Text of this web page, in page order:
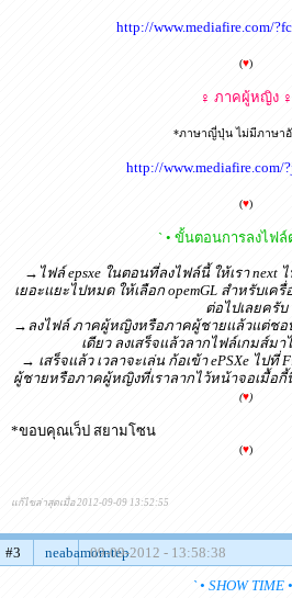
http://www.mediafire.com/
(♥)
♀ ภาคผู้หญิง ♀
*ภาษาญี่ปุ่น ไม่มีภาษาอั
http://www.mediafire.com/
(♥)
` • ขั้นตอนการลงไฟล์
→ไฟล์ epsxe ในตอนที่ลงไฟล์นี้ ให้เรา next
เยอะแยะไปหมด ให้เลือก opemGL สำหรับเค
ต่อไปเลยครับ
→ลงไฟล์ ภาคผู้หญิงหรือภาคผู้ชายแล้วแต่ชอบ
เดียว ลงเสร็จแล้วลากไฟล์เกมส์มา
→ เสร็จแล้ว เวลาจะเล่น ก้อเข้า ePSXe ไปที่
ผู้ชายหรือภาคผู้หญิงที่เราลากไว้หน้าจอเมื้อกี้
(♥)
*ขอบคุณเว็ป สยามโซน
(♥)
แก้ไขล่าสุดเมื่อ 2012-09-09 13:52:55
#3 neabamorntep09-09-2012 - 13:58:38
` • SHOW TIME